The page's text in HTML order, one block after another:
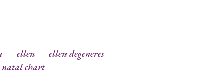
ellen
ellen degeneres
natal chart